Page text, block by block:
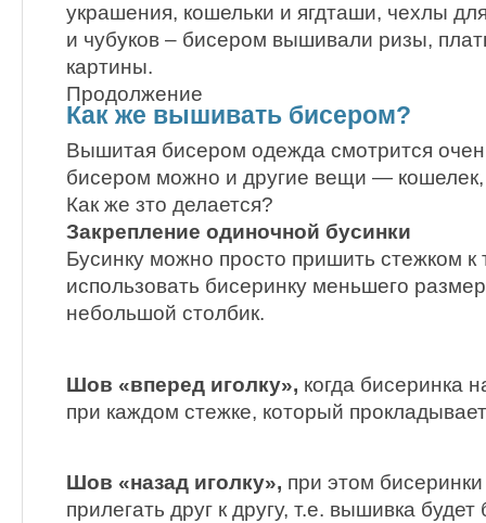
украшения, кошельки и ягдташи, чехлы
и чубуков – бисером вышивали ризы,
картины.
Продолжение
Как же вышивать бисером?
Вышитая бисером одежда смотрится
бисером можно и другие вещи — кошелек,
Как же зто делается?
Закрепление одиночной бусинки
Бусинку можно просто пришить стежком к
использовать бисеринку меньшего
небольшой столбик.
Шов «вперед иголку», когда бисеринка
при каждом стежке, который
Шов «назад иголку», при этом
прилегать друг к другу, т.е. вышивка